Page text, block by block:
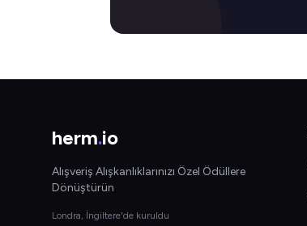
herm.io
Alışveriş Alışkanlıklarınızı Özel Ödüllere
Dönüştürün
Londra, İngiltere'de kuruldu